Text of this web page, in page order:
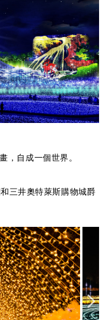
，自成一個世界。
三井奧特萊斯購物城爵